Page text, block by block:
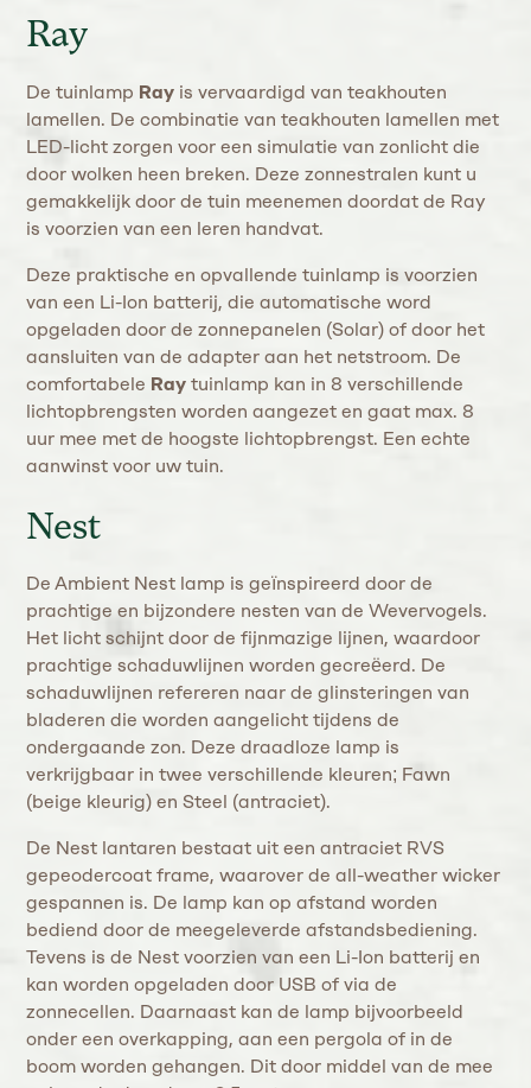
Ray
De tuinlamp Ray is vervaardigd van teakhouten
lamellen. De combinatie van teakhouten lamellen met
LED-licht zorgen voor een simulatie van zonlicht die
door wolken heen breken. Deze zonnestralen kunt u
gemakkelijk door de tuin meenemen doordat de Ray
is voorzien van een leren handvat.
Deze praktische en opvallende tuinlamp is voorzien
van een Li-Ion batterij, die automatische word
opgeladen door de zonnepanelen (Solar) of door het
aansluiten van de adapter aan het netstroom. De
comfortabele Ray tuinlamp kan in 8 verschillende
lichtopbrengsten worden aangezet en gaat max. 8
uur mee met de hoogste lichtopbrengst. Een echte
aanwinst voor uw tuin.
Nest
De Ambient Nest lamp is geïnspireerd door de
prachtige en bijzondere nesten van de Wevervogels.
Het licht schijnt door de fijnmazige lijnen, waardoor
prachtige schaduwlijnen worden gecreëerd. De
schaduwlijnen refereren naar de glinsteringen van
bladeren die worden aangelicht tijdens de
ondergaande zon. Deze draadloze lamp is
verkrijgbaar in twee verschillende kleuren; Fawn
(beige kleurig) en Steel (antraciet).
De Nest lantaren bestaat uit een antraciet RVS
gepeodercoat frame, waarover de all-weather wicker
gespannen is. De lamp kan op afstand worden
bediend door de meegeleverde afstandsbediening.
Tevens is de Nest voorzien van een Li-Ion batterij en
kan worden opgeladen door USB of via de
zonnecellen. Daarnaast kan de lamp bijvoorbeeld
onder een overkapping, aan een pergola of in de
boom worden gehangen. Dit door middel van de mee